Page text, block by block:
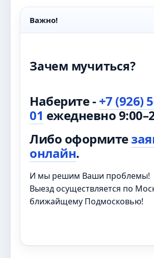
Важно!
Зачем мучиться?
Наберите - +7 (926)
01 ежедневно
Либо оформите
онлайн.
И мы решим Ваши проблемы!
Выезд осуществляется по
ближайщему Подмосковью!